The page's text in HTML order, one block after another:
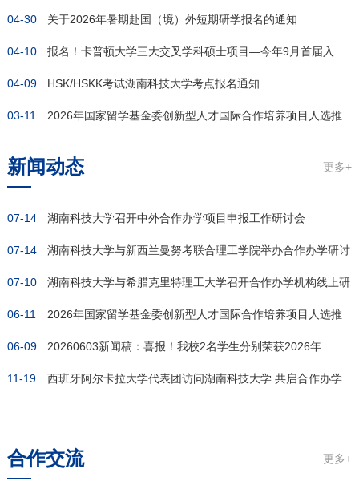
坡）...
04-30 关于2026年暑期赴国（境）外短期研学报名的通知
04-10 报名！卡普顿大学三大交叉学科硕士项目—今年9月首届入
学，申请...
04-09 HSK/HSKK考试湖南科技大学考点报名通知
03-11 2026年国家留学基金委创新型人才国际合作培养项目人选推
新闻动态 更多+
07-14 湖南科技大学召开中外合作办学项目申报工作研讨会
07-14 湖南科技大学与新西兰曼努考联合理工学院举办合作办学研讨
会
07-10 湖南科技大学与希腊克里特理工大学召开合作办学机构线上研
讨会
06-11 2026年国家留学基金委创新型人才国际合作培养项目人选推
荐名...
06-09 20260603新闻稿：喜报！我校2名学生分别荣获2026年...
11-19 西班牙阿尔卡拉大学代表团访问湖南科技大学 共启合作办学
合作交流 更多+